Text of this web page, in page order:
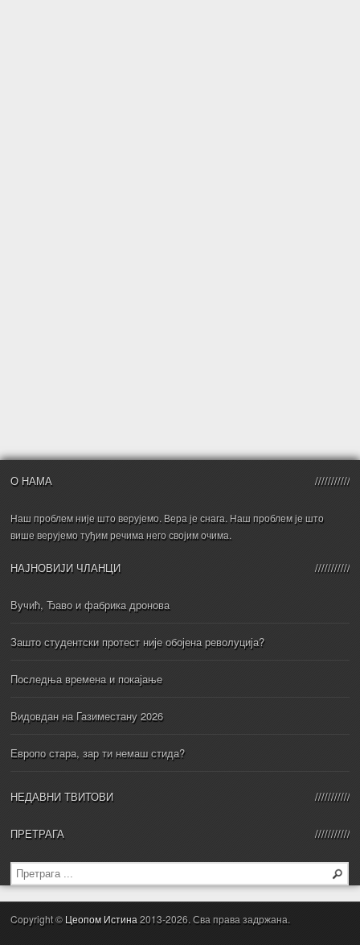
О НАМА
Наш проблем није што верујемо. Вера је снага. Наш проблем је што
више верујемо туђим речима него својим очима.
НАЈНОВИЈИ ЧЛАНЦИ
Вучић, Ђаво и фабрика дронова
Зашто студентски протест није обојена револуција?
Последња времена и покајање
Видовдан на Газиместану 2026
Европо стара, зар ти немаш стида?
НЕДАВНИ ТВИТОВИ
ПРЕТРАГА
Copyright © Цеопом Истина2013-2026. Сва права задржана.